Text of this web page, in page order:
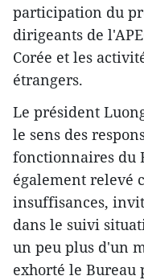
participation du
dirigeants de
Corée et les
étrangers.
Le président
le sens des
fonctionnaires du
également relevé
insuffisances,
dans le suivi
un peu plus d'un
exhorté le